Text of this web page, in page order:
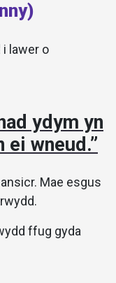
i lawer o
ydym yn
wneud.”
Mae esgus
ffug gyda